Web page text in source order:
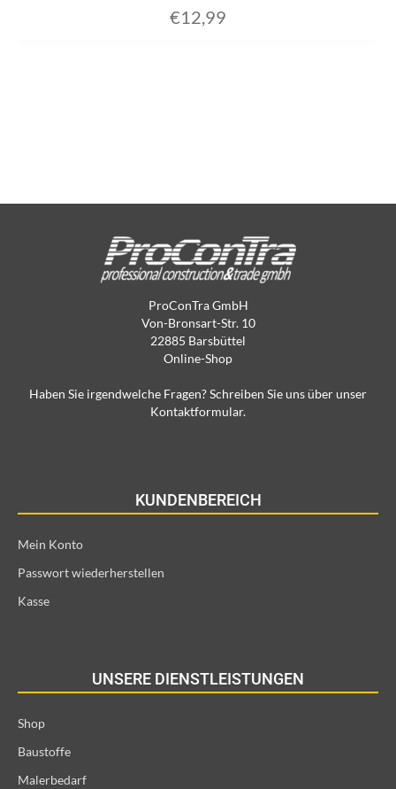
€12,99
ProConTra GmbH
Von-Bronsart-Str. 10
22885 Barsbüttel
Online-Shop
Haben Sie irgendwelche Fragen? Schreiben Sie uns über unser
Kontaktformular.
KUNDENBEREICH
Mein Konto
Passwort wiederherstellen
Kasse
UNSERE DIENSTLEISTUNGEN
Shop
Baustoffe
Malerbedarf